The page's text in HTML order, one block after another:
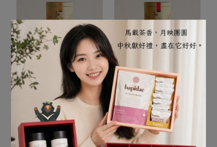
嚴選南投日月潭紅玉18號紅
茶，全世界僅台灣產製。茶
湯深亮紅潤，散發天然肉桂
與薄荷辛香，口感柔滑甘
醇、層次分明。高山茗品精
選台灣紅茶，將湖光山色濃
日月潭紅茶｜ 紅玉18號・
肉桂薄荷香的經典紅茶
NT$800
Add to Cart
嚐一口蜜香金萱紅茶，台茶
12號獨特風味，茶湯潤澤澄
透、口感柔滑順口，果香與
蜜香完美交融。來自南投高
山茶區的精選茶菁，每一泡
都是自然芬芳與甜韻的美妙
金萱紅茶｜台茶12號蜜香
滑順紅茶
NT$700
Add to Cart